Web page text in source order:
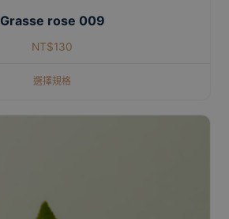
Grasse rose 009
NT$130
選擇規格